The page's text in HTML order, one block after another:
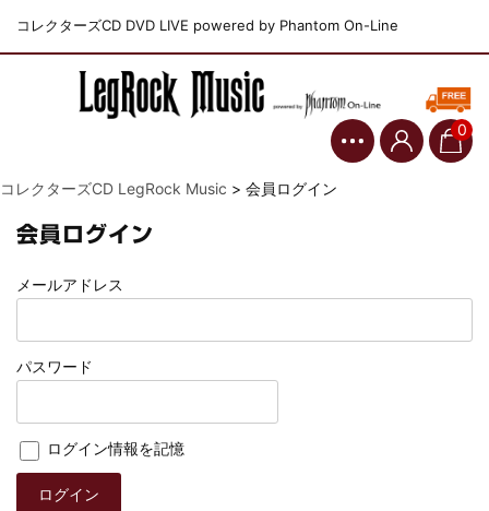
コレクターズCD DVD LIVE powered by Phantom On-Line
0
コレクターズCD LegRock Music > 会員ログイン
会員ログイン
メールアドレス
パスワード
ログイン情報を記憶